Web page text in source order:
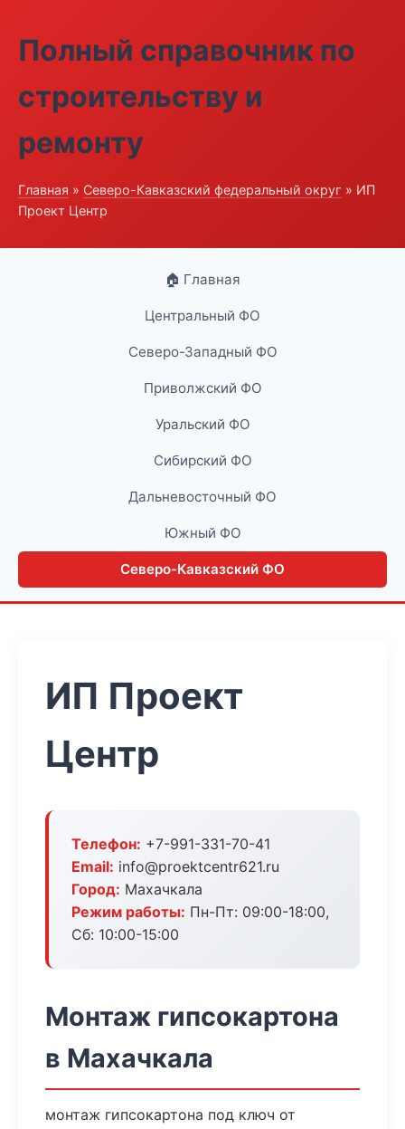
Полный справочник по
строительству и
ремонту
Главная » Северо-Кавказский федеральный округ » ИП
Проект Центр
🏠 Главная
Центральный ФО
Северо-Западный ФО
Приволжский ФО
Уральский ФО
Сибирский ФО
Дальневосточный ФО
Южный ФО
Северо-Кавказский ФО
ИП Проект
Центр
Телефон: +7-991-331-70-41
Email: info@proektcentr621.ru
Город: Махачкала
Режим работы: Пн-Пт: 09:00-18:00,
Сб: 10:00-15:00
Монтаж гипсокартона
в Махачкала
монтаж гипсокартона под ключ от